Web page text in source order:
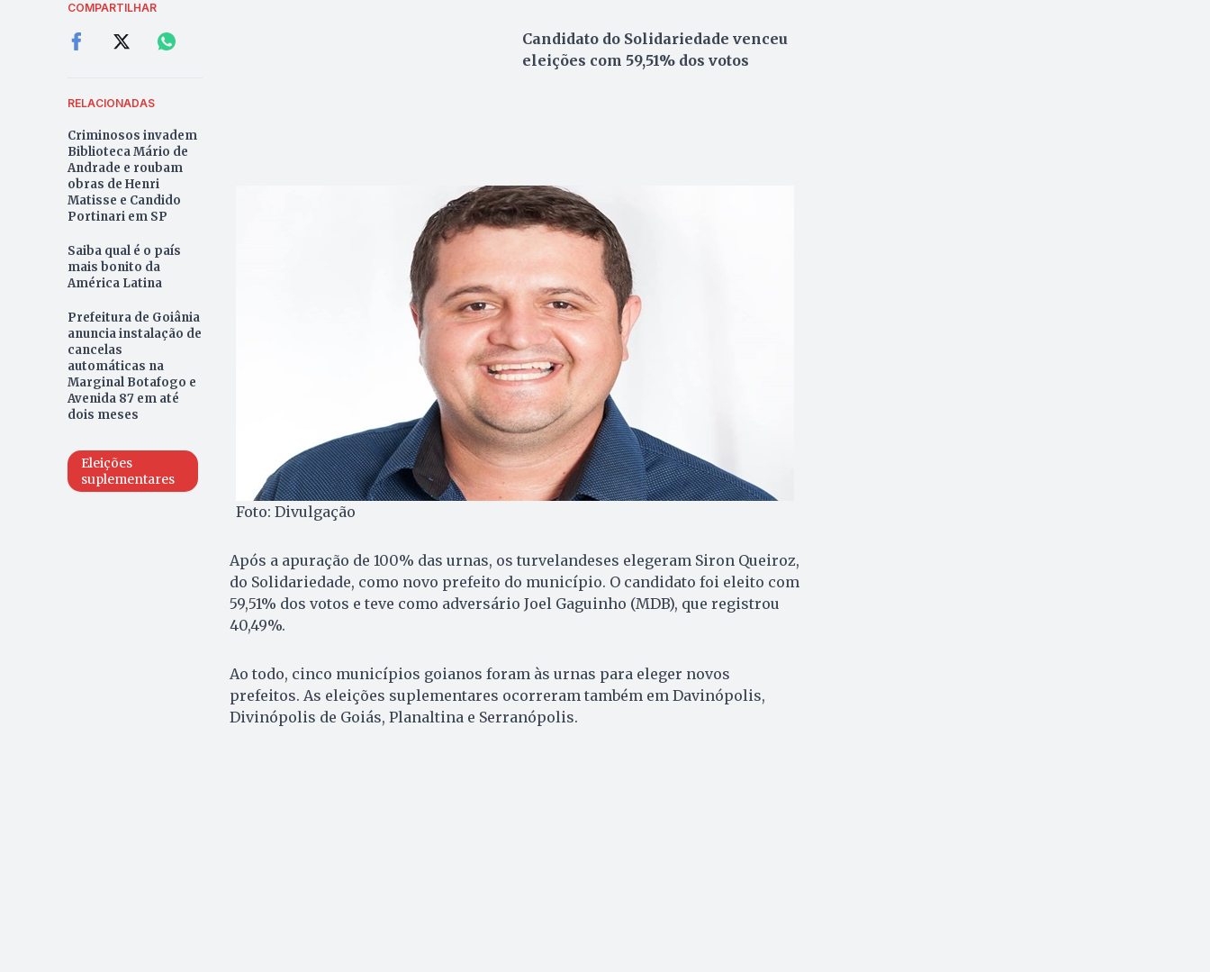
COMPARTILHAR
RELACIONADAS
Criminosos invadem
Biblioteca Mário de
Andrade e roubam
obras de Henri
Matisse e Candido
Portinari em SP
Saiba qual é o país
mais bonito da
América Latina
Prefeitura de Goiânia
anuncia instalação de
cancelas
automáticas na
Marginal Botafogo e
Avenida 87 em até
dois meses
Eleições
suplementares
Candidato do Solidariedade venceu
eleições com 59,51% dos votos
Foto: Divulgação
Após a apuração de 100% das urnas, os turvelandeses elegeram Siron Queiroz,
do Solidariedade, como novo prefeito do município. O candidato foi eleito com
59,51% dos votos e teve como adversário Joel Gaguinho (MDB), que registrou
40,49%.
Ao todo, cinco municípios goianos foram às urnas para eleger novos
prefeitos. As eleições suplementares ocorreram também em Davinópolis,
Divinópolis de Goiás, Planaltina e Serranópolis.